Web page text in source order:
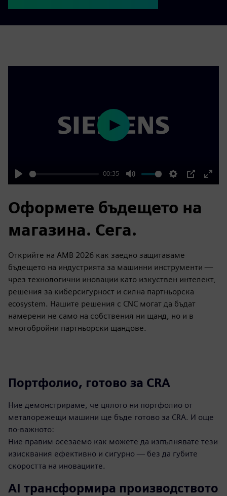
Play
00:35
Mute Settings
PIP
Enter
Play
Оформете бъдещето на
магазина. Сега.
Открийте на AMB 2026 как заедно защитаваме
бъдещето на индустрията за машинни инструменти —
чрез технологични иновации като изкуствен интелект,
решения за киберсигурност и силна партньорска
ecosystem. Нашите решения с CNC могат да бъдат
намерени не само на собствения ни щанд, но и в
многобройни партньорски щандове.
Портфолио, готово за CRA
Ние демонстрираме, че цялото ни портфолио от
металорежещи машини ще бъде готово за CRA. И още
по-важното:
Ние правим осезаемо как можете да изпълнявате тези
изисквания ефективно и сигурно — без да губите
скоростта на иновациите.
AI трансформира производството